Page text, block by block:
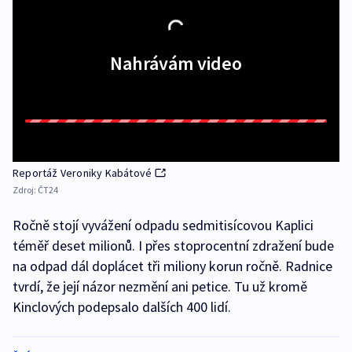
Nahrávám video
Reportáž Veroniky Kabátové
Zdroj: ČT24
Ročně stojí vyvážení odpadu sedmitisícovou Kaplici
téměř deset milionů. I přes stoprocentní zdražení bude
na odpad dál doplácet tři miliony korun ročně. Radnice
tvrdí, že její názor nezmění ani petice. Tu už kromě
Kinclových podepsalo dalších 400 lidí.